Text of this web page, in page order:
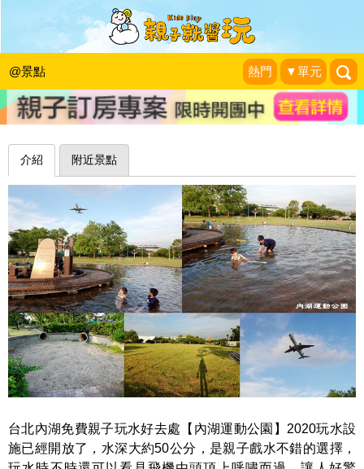
@景點 熱門 ▼單元
消暑新選擇，泡水慵懶看飛機～台北內
湖運動公園
❤靜怡&大顆呆の親子.旅遊.美食❤|2020-06-23
介紹 附近景點
台北內湖免費親子玩水好去處【內湖運動公園】2020玩水設
施已經開放了，水深大約50公分，是親子戲水不錯的選擇，